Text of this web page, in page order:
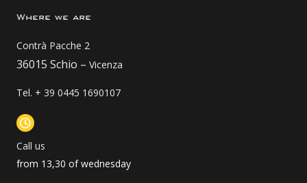
Where we are
Contrà Pacche 2
36015 Schio – Vicenza
Tel. + 39 0445 1690107
Call us
from 13,30 of wednesday